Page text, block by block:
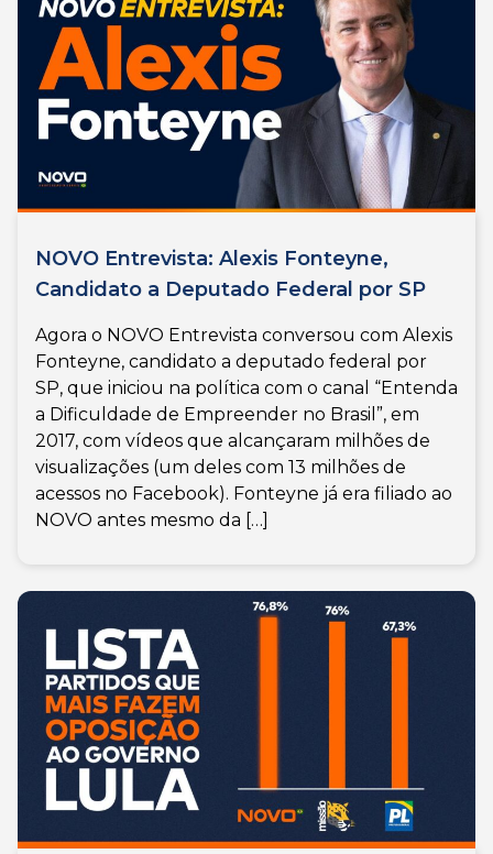
NOVO Entrevista: Alexis Fonteyne,
Candidato a Deputado Federal por SP
Agora o NOVO Entrevista conversou com Alexis
Fonteyne, candidato a deputado federal por
SP, que iniciou na política com o canal “Entenda
a Dificuldade de Empreender no Brasil”, em
2017, com vídeos que alcançaram milhões de
visualizações (um deles com 13 milhões de
acessos no Facebook). Fonteyne já era filiado ao
NOVO antes mesmo da […]